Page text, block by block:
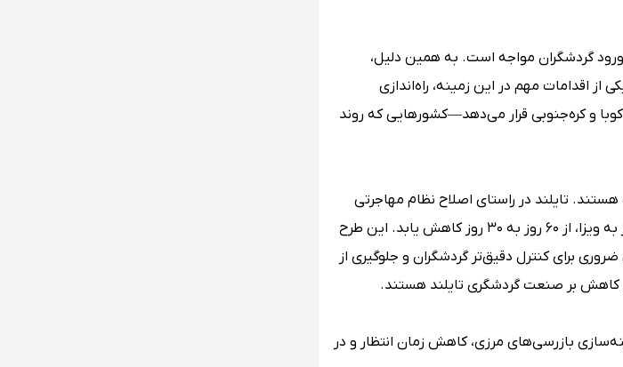
گردشگران مواجه است. به همین دلیل،
اقدامات مهم در این زمینه، راه‌اندازی
و کره‌جنوبی قرار می‌دهد—کشورهایی که روند
تایلند در راستای اصلاح نظام مهاجرتی
خود، پیشنهادی را مطرح کرده که بر اساس آن، مدت اقامت مجاز برای اتباع ۹۳ کشور بدون نیاز به ویزا، از ۶۰ روز به ۳۰ روز کاهش یابد. این طرح
برای کنترل دقیق‌تر گردشگران و جلوگیری از
کاهش بر صنعت گردشگری تایلند هستند.
بازرسی‌های مرزی، کاهش زمان انتظار و در